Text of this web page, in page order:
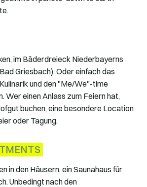
im Bäderdreieck Niederbayerns
Griesbach). Oder einfach das
und den "Me/We"-time
Wer einen Anlass zum Feiern hat,
buchen, eine besondere Location
oder Tagung.
in den Häusern, ein Saunahaus für
Unbedingt nach den